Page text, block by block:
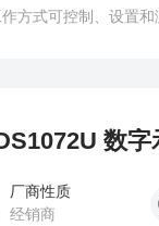
方式可控制、设置
数字
厂商性质
经销商